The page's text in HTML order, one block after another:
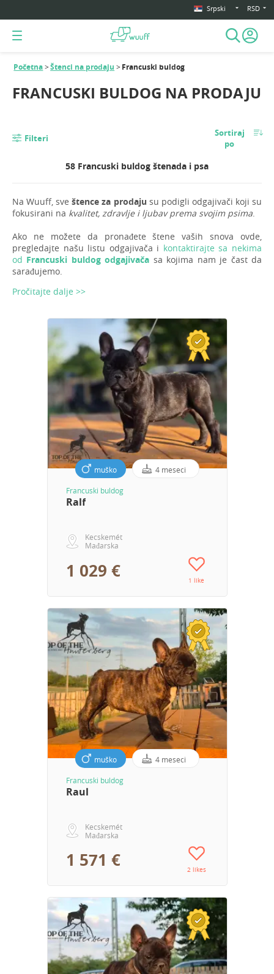
Srpski RSD
FRANCUSKI BULDOG NA PRODAJU
Početna Štenci na prodaju Francuski buldog
Filteri
Sortiraj
po
58 Francuski buldog štenada i psa
Na Wuuff, sveštence za prodaju su podigli odgajivači koji su
fokusirani na kvalitet, zdravlje i ljubav prema svojim psima.
Ako ne možete da pronađete štene vaših snova ovde,
pregledajte našu listu odgajivača i kontaktirajte sa nekima
od Francuski buldog odgajivača sa kojima nam je čast da
sarađujemo.
Pročitajte dalje >>
muško 4 meseci
Francuski buldog
Ralf
Kecskemét
Mađarska
1 029 € 1 like
muško 4 meseci
Francuski buldog
Raul
Kecskemét
Mađarska
1 571 € 2 likes